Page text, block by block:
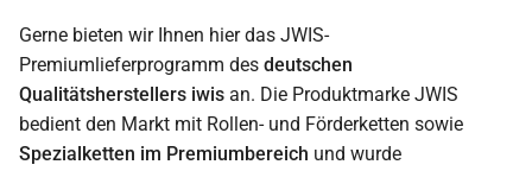
Gerne bieten wir Ihnen hier das JWIS-
Premiumlieferprogramm des deutschen
Qualitätsherstellers iwis an. Die Produktmarke JWIS
bedient den Markt mit Rollen- und Förderketten sowie
Spezialketten im Premiumbereich und wurde